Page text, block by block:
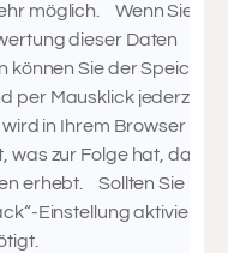
möglich. Wenn Sie
die­ser Daten
kön­nen Sie der Spei­che­
per Maus­klick jederzeit
in Ihrem Browser ein
zur Folge hat, dass
erhebt. Sollten Sie in
Einstellung aktiviert